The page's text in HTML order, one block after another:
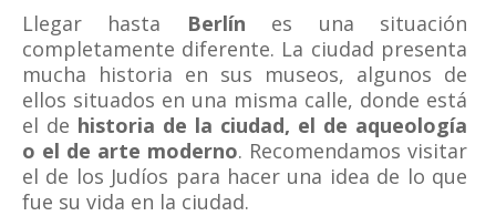
Llegar hasta Berlín es una situación
completamente diferente. La ciudad presenta
mucha historia en sus museos, algunos de
ellos situados en una misma calle, donde está
el de historia de la ciudad, el de aqueología
o el de arte moderno. Recomendamos visitar
el de los Judíos para hacer una idea de lo que
fue su vida en la ciudad.